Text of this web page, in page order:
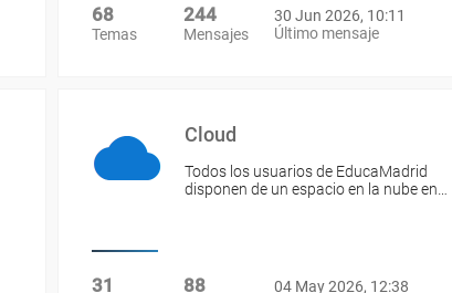
68
Temas
244
Mensajes
30 Jun 2026, 10:11
Último mensaje
Cloud
Todos los usuarios de EducaMadrid
disponen de un espacio en la nube en…
31 88
04 May 2026, 12:38